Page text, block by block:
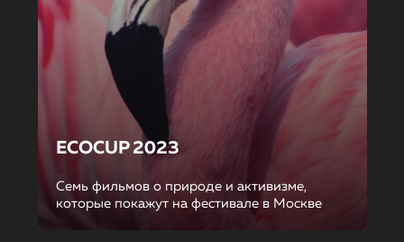
ECOCUP 2023
Семь фильмов о природе и активизме,
которые покажут на фестивале в Москве